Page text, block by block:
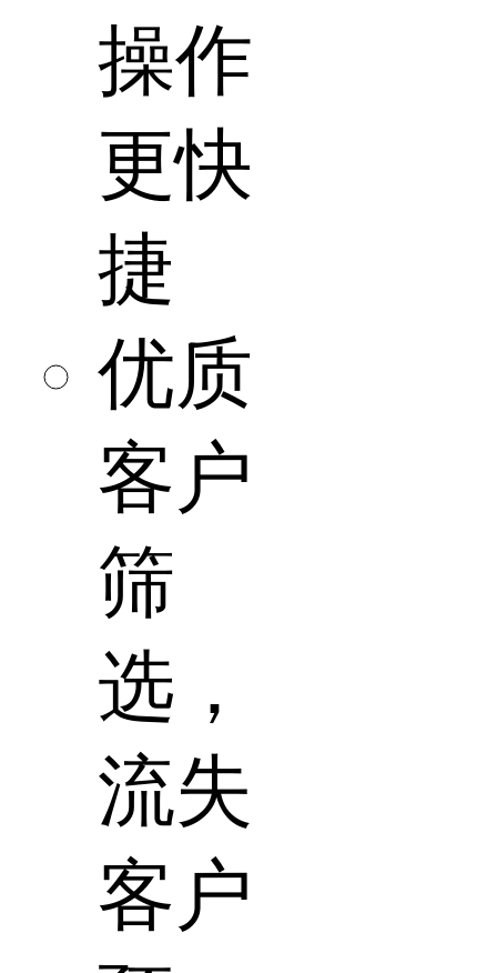
操作
更快
捷
优质
客户
筛
选，
流失
客户